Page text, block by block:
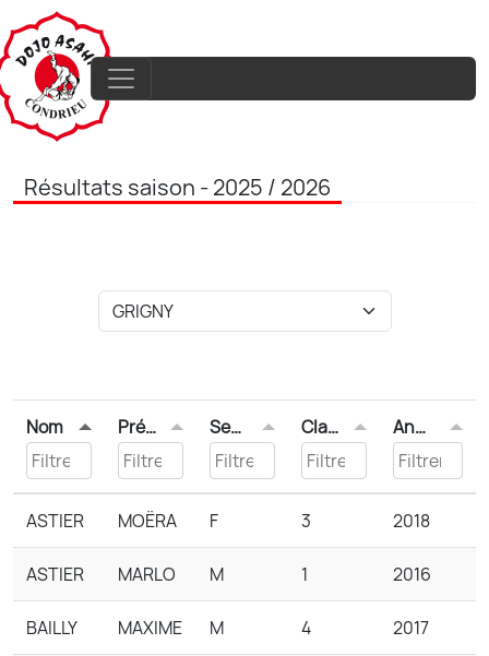
Résultats saison - 2025 / 2026
Nom Prénom Sexe Classement Année
ASTIER MOËRA F 3 2018
ASTIER MARLO M 1 2016
BAILLY MAXIME M 4 2017